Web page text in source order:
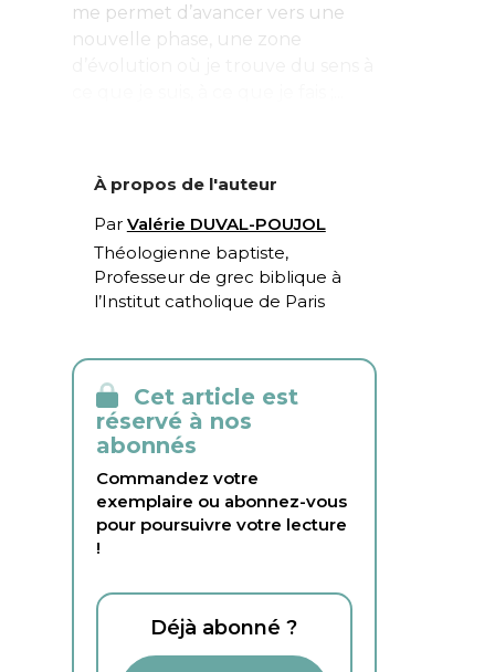
me permet d’avancer vers une
nouvelle phase, une zone
À propos de l'auteur
Par Valérie DUVAL-POUJOL
Théologienne baptiste,
Professeur de grec biblique à
l’Institut catholique de Paris
Cet article est
réservé à nos
abonnés
Commandez votre
exemplaire ou abonnez-vous
pour poursuivre votre lecture
!
Déjà abonné ?